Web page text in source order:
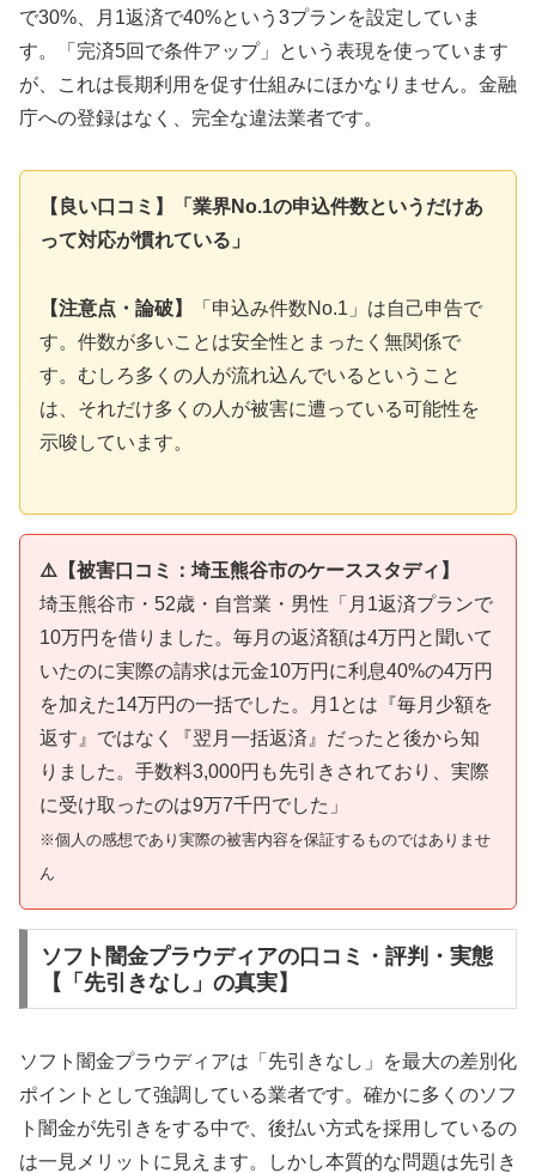
で30%、月1返済で40%という3プランを設定していま
す。「完済5回で条件アップ」という表現を使っています
が、これは長期利用を促す仕組みにほかなりません。金融
庁への登録はなく、完全な違法業者です。
【良い口コミ】「業界No.1の申込件数というだけあ
って対応が慣れている」
【注意点・論破】
「申込み件数No.1」は自己申告で
す。件数が多いことは安全性とまったく無関係で
す。むしろ多くの人が流れ込んでいるということ
は、それだけ多くの人が被害に遭っている可能性を
示唆しています。
⚠️【被害口コミ：埼玉熊谷市のケーススタディ】
埼玉熊谷市・52歳・自営業・男性「月1返済プランで
10万円を借りました。毎月の返済額は4万円と聞いて
いたのに実際の請求は元金10万円に利息40%の4万円
を加えた14万円の一括でした。月1とは『毎月少額を
返す』ではなく『翌月一括返済』だったと後から知
りました。手数料3,000円も先引きされており、実際
に受け取ったのは9万7千円でした」
※個人の感想であり実際の被害内容を保証するものではありませ
ん
ソフト闇金プラウディアの口コミ・評判・実態
【「先引きなし」の真実】
ソフト闇金プラウディアは「先引きなし」を最大の差別化
ポイントとして強調している業者です。確かに多くのソフ
ト闇金が先引きをする中で、後払い方式を採用しているの
は一見メリットに見えます。しかし本質的な問題は先引き